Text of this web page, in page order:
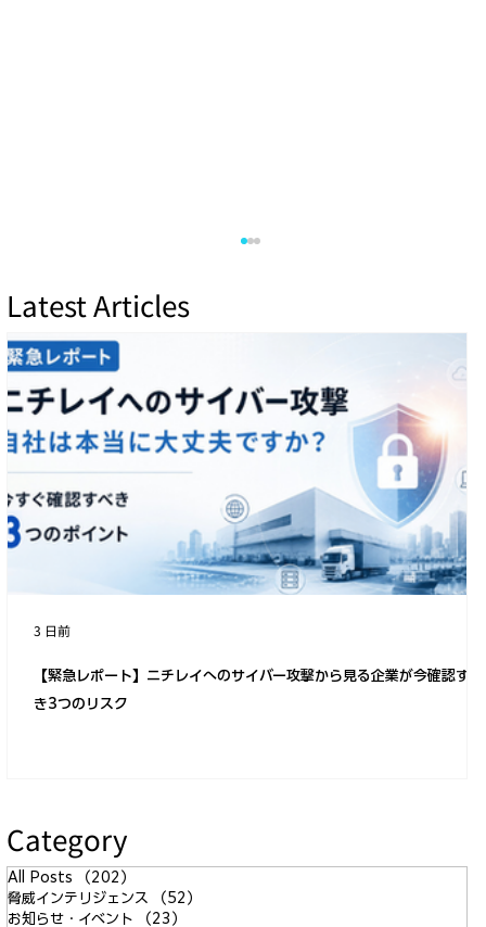
Latest Articles
【緊急レポート】ニチレイへのサイバー攻撃から見る企業が今確認すべ
き3つのリスク
3 日前
Category
All Posts （202）
脅威インテリジェンス
（52）
お知らせ・イベント
（23）
安全で信頼性の高いコネクテッドカーや
自動運転技術の実現において、自動車産
業のサイバーセキュリティ対策が求めら